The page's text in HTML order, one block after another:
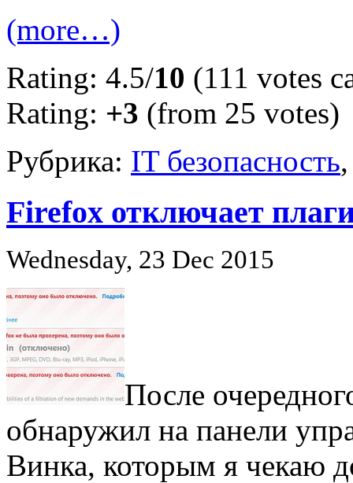
(more…)
Rating: 4.5/10 (111 votes
Rating: +3 (from 25 votes)
Рубрика: IT безопасность
Firefox отключает
Wednesday, 23 Dec 2015
После
обнаружил на панели
Винка, которым я чекаю